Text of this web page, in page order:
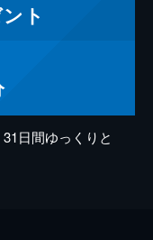
ト
日間ゆっくりと